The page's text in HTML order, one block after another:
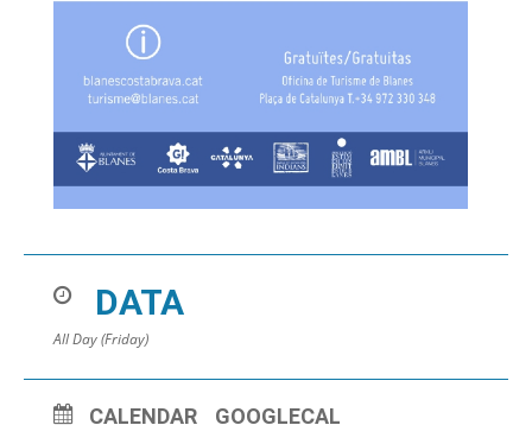
DATA
All Day (Friday)
CALENDAR GOOGLECAL